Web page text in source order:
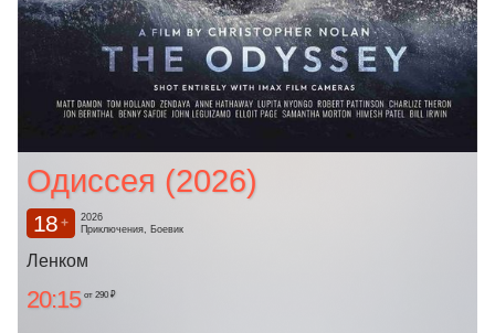
Одиссея (2026)
18 +
2026
Приключения, Боевик
Ленком
20:15 от 290 ₽